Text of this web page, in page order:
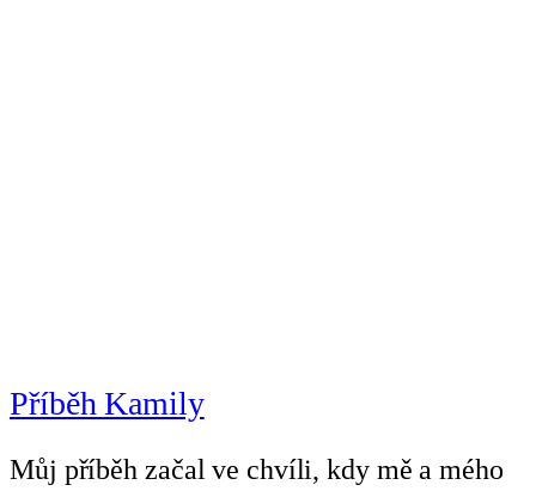
Příběh Kamily
Můj příběh začal ve chvíli, kdy mě a mého